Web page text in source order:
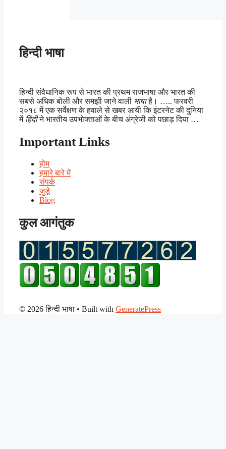
हिन्दी भाषा
हिन्दी संवैधानिक रूप से भारत की प्रथम राजभाषा और भारत की
सबसे अधिक बोली और समझी जाने वाली भाषाहै। ….. फरवरी
२०१८ में एक सर्वेक्षण के हवाले से खबर आयी कि इंटरनेट की दुनिया
में हिंदीने भारतीय उपभोक्ताओं के बीच अंग्रेजी को पछाड़ दिया …
Important Links
होम
हमारे बारे में
संपर्क
जुड़े
Blog
कुल आगंतुक
© 2026 हिन्दी भाषा • Built with GeneratePress